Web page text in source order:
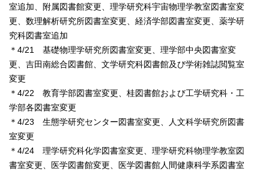
室追加、附属図書館変更、理学研究科宇宙物理学教室図書室変
更、数理解析研究所図書室変更、経済学部図書室変更、薬学研
究科図書室追加
＊4/21 基礎物理学研究所図書室変更、理学部中央図書室変
更、吉田南総合図書館、文学研究科図書館及び学術雑誌閲覧室
変更
＊4/22 教育学部図書室変更、桂図書館および工学研究科・工
学部各図書室変更
＊4/23 生態学研究センター図書室変更、人文科学研究所図書
室変更
＊4/24 理学研究科化学図書室変更、理学研究科物理学教室図
書室変更、医学図書館変更、医学図書館人間健康科学系図書室